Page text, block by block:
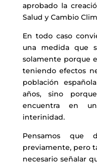
aprobado la
Salud y Cambio
En todo caso
una medida que
solamente porque
teniendo efectos
población
años, sino
encuentra en
interinidad.
Pensamos que
previamente, pero
necesario señalar